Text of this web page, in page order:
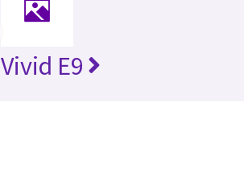
Vivid E9